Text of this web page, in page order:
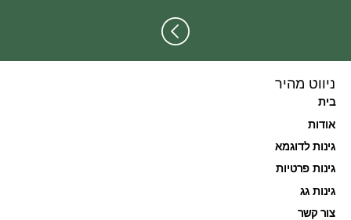
ניווט מהיר
בית
אודות
גינות לדוגמא
גינות פרטיות
גינות גג
צור קשר